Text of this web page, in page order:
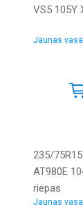
VS5 105Y
Jaunas
235/
AT980E
riepas
Jaunas